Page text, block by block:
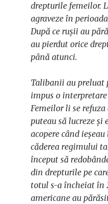
drepturile femeilor.
agraveze în
După ce rușii au
au pierdut orice
până atunci.
Talibanii au preluat
impus o
Femeilor li se refuza
puteau să lucreze și
acopere când
căderea regimului
început să
din drepturile pe
totul s-a încheiat în
americane au